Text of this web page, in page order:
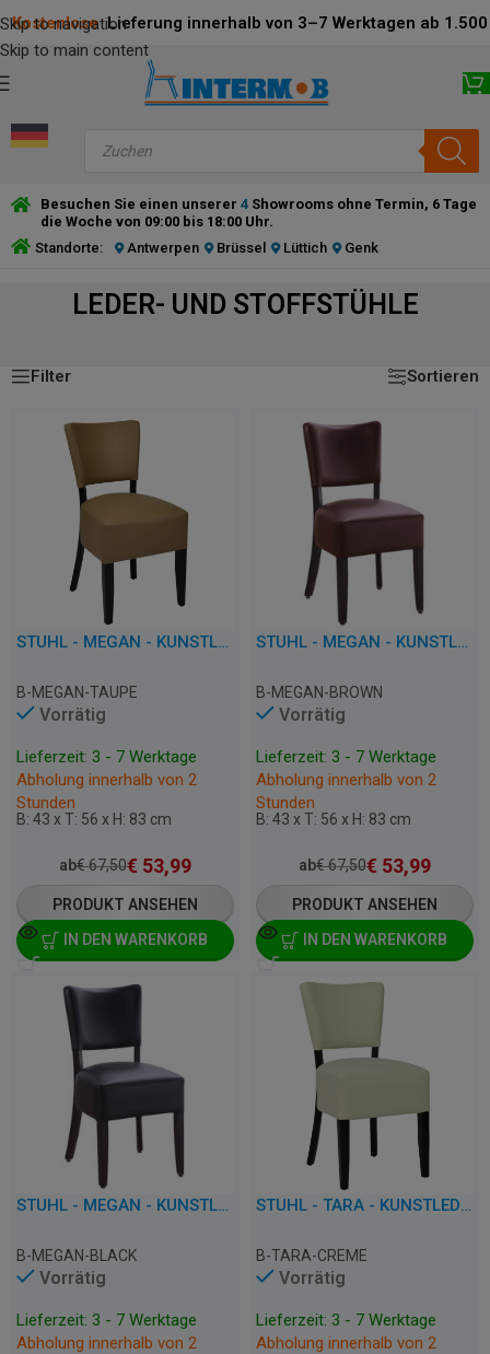
Skip to navigation
Skip to main content
Kostenlose Lieferung innerhalb von 3–7 Werktagen ab
Besuchen Sie einen unserer 4 Showrooms ohne Termin, 6 Tage
die Woche von 09:00 bis 18:00 Uhr.
Standorte:
Antwerpen Brüssel Lüttich Genk
LEDER- UND STOFFSTÜHLE
Filter Sortieren
STUHL - MEGAN - KUNSTLEDER
B-MEGAN-TAUPE
Vorrätig
Lieferzeit: 3 - 7 Werktage
Abholung innerhalb von 2
Stunden
B: 43 x T: 56 x H: 83 cm
ab€67,50€ 53,99
PRODUKT ANSEHEN
IN DEN WARENKORB
STUHL - MEGAN - KUNSTLEDER
B-MEGAN-BROWN
Vorrätig
Lieferzeit: 3 - 7 Werktage
Abholung innerhalb von 2
Stunden
B: 43 x T: 56 x H: 83 cm
ab€67,50€ 53,99
PRODUKT ANSEHEN
IN DEN WARENKORB
STUHL - MEGAN - KUNSTLEDER
B-MEGAN-BLACK
Vorrätig
Lieferzeit: 3 - 7 Werktage
Abholung innerhalb von 2
STUHL - TARA - KUNSTLEDER
B-TARA-CREME
Vorrätig
Lieferzeit: 3 - 7 Werktage
Abholung innerhalb von 2